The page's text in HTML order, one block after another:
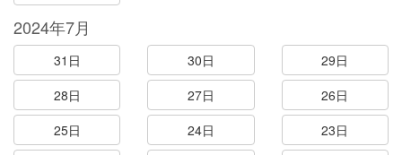
2024年7月
31日 30日
29日
28日
27日
26日
25日
24日
23日